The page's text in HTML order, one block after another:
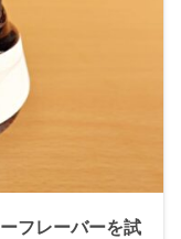
フレーバーを試